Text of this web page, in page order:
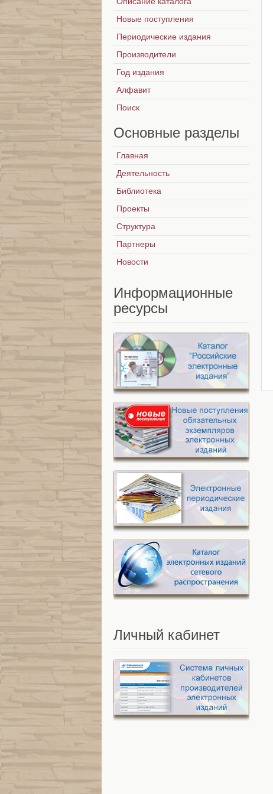
Новые поступления
Периодические издания
Производители
Год издания
Алфавит
Поиск
Основные разделы
Главная
Деятельность
Библиотека
Проекты
Структура
Партнеры
Новости
Информационные
ресурсы
Личный кабинет